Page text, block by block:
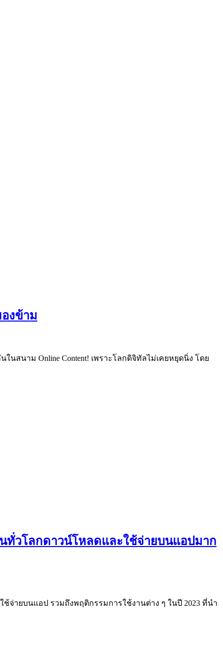
งข้าม
นสนาม Online Content! เพราะโลกดิจิทัลไม่เคยหยุดนิ่ง โดย
ทั่วโลกดาวน์โหลดและใช้จ่ายบนแอปมาก
ช้จ่ายบนแอป รวมถึงพฤติกรรมการใช้งานต่าง ๆ ในปี 2023 ที่นำ